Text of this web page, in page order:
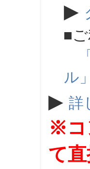
▶
■ご
ル」
▶ 詳
※コ
て